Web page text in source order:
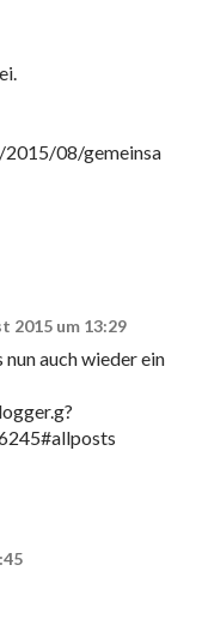
08/gemeinsa
2015 um 13:29
auch wieder ein